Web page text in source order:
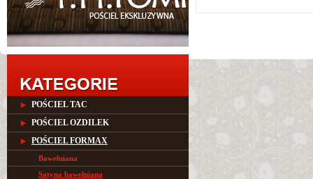
POŚCIEL TAC
POŚCIEL OZDILEK
POŚCIEL FORMAX
Bawełniana
Satyna bawełniana